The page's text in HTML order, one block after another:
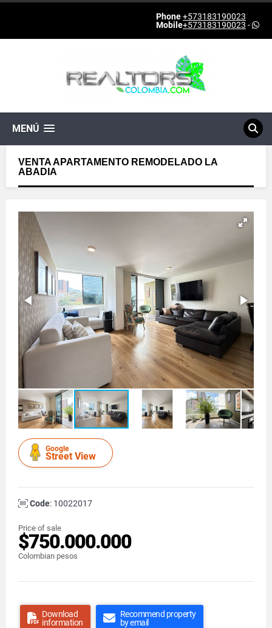
Phone+573183190023
Mobile+573183190023 -
MENÚ
VENTA APARTAMENTO REMODELADO LA
ABADIA
Google
Street View
Code: 10022017
Price of sale
$750.000.000
Colombian pesos
Download
information
Recommend property
by email